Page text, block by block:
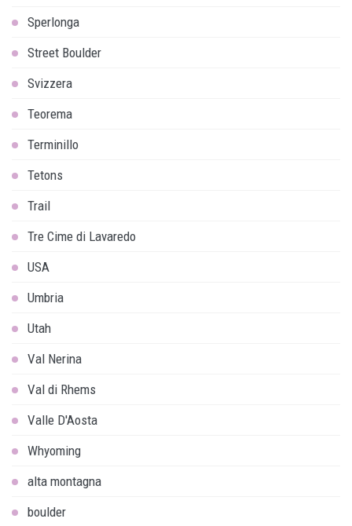
Sperlonga
Street Boulder
Svizzera
Teorema
Terminillo
Tetons
Trail
Tre Cime di Lavaredo
USA
Umbria
Utah
Val Nerina
Val di Rhems
Valle D'Aosta
Whyoming
alta montagna
boulder